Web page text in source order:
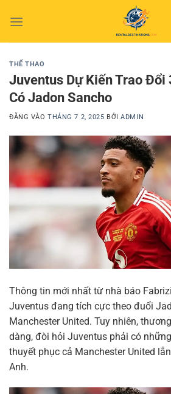
qua
THỂ THAO
Juventus Dự Kiến Trao Đổi
Có Jadon Sancho
ĐĂNG VÀOTHÁNG 7 2, 2025 BỞIADMIN
Thông tin mới nhất từ nhà báo
Juventus đang tích cực theo đuổi
Manchester United. Tuy nhiên,
dàng, đòi hỏi Juventus phải có
thuyết phục cả Manchester United
Anh.